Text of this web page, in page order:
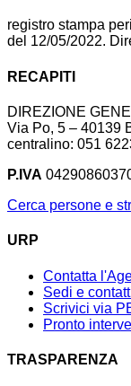
registro stampa
del 12/05/2022.
RECAPITI
DIREZIONE
Via Po, 5 – 40139
centralino: 051
P.IVA
Cerca persone e
URP
Contatta
Sedi e
Scrivici via
Pronto
TRASPARENZA